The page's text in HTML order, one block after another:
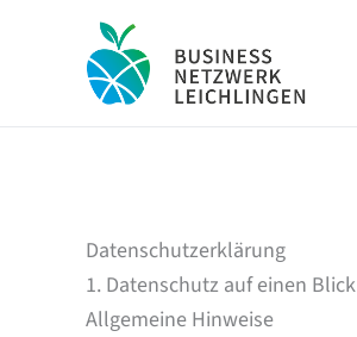
Datenschutz­erklärung
1. Datenschutz auf einen Blick
Allgemeine Hinweise